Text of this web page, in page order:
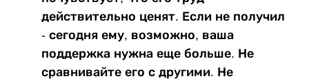
действительно ценят. Если не получил
- сегодня ему, возможно, ваша
поддержка нужна еще больше. Не
сравнивайте его с другими. Не